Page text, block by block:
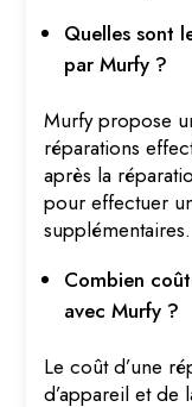
Quelles sont
par Murfy ?
Murfy propose
réparations
après la
pour effectuer
supplémentaires.
Combien
avec Murfy ?
Le coût d’une
d’appareil et de